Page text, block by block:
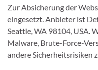
Zur Absicherung der
eingesetzt. Anbieter ist
Seattle, WA 98104, USA.
Malware, Brute-Force-
andere Sicherheitsrisiken